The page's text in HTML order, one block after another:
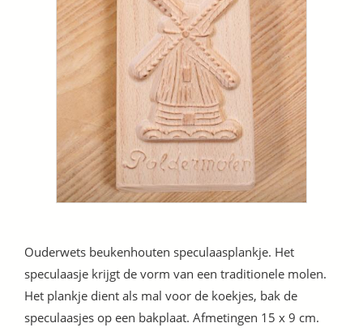
Ouderwets beukenhouten speculaasplankje. Het
speculaasje krijgt de vorm van een traditionele molen.
Het plankje dient als mal voor de koekjes, bak de
speculaasjes op een bakplaat. Afmetingen 15 x 9 cm.